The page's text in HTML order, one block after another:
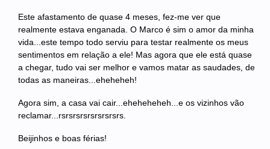
Este afastamento de quase 4 meses, fez-me ver que
realmente estava enganada. O Marco é sim o amor da minha
vida...este tempo todo serviu para testar realmente os meus
sentimentos em relação a ele! Mas agora que ele está quase
a chegar, tudo vai ser melhor e vamos matar as saudades, de
todas as maneiras...eheheheh!
Agora sim, a casa vai cair...eheheheheh...e os vizinhos vão
reclamar...rsrsrsrsrsrsrsrsrs.
Beijinhos e boas férias!